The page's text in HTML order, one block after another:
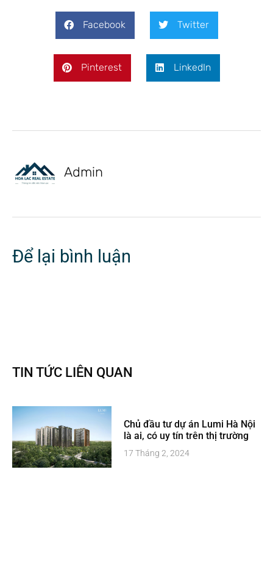
Facebook Twitter
Pinterest LinkedIn
Admin
Để lại bình luận
TIN TỨC LIÊN QUAN
Chủ đầu tư dự án Lumi Hà Nội
là ai, có uy tín trên thị trường
17 Tháng 2, 2024